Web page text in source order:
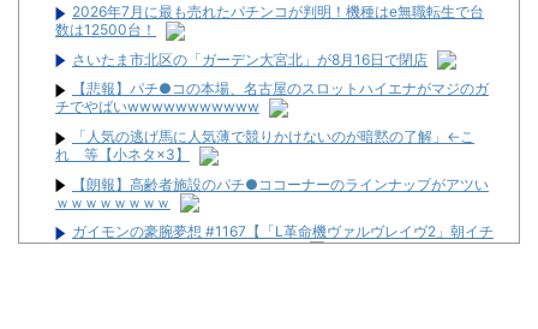
2026年7月に最も売れたパチンコが判明！機種はe無職転生で台
数は12500台！
さいたま市北区の「ガーデン大宮北」が8月16日で閉店
【悲報】パチ●コの本場、名古屋のスロットハイエナがマジのガ
チでやばいwwwwwwwwwww
「人気の逃げ馬に人気薄で競りかけないのが暗黙の了解」←こ
れ 等【小ネタ×3】
【朗報】高齢者施設のパチ●ココーナーのラインナップがアツい
ｗｗｗｗｗｗｗｗ
ガイモンの豪腕夢想 #1167【「L革命機ヴァルヴレイヴ2」朝イチ
好スタートに期待で胸躍らせた結果】